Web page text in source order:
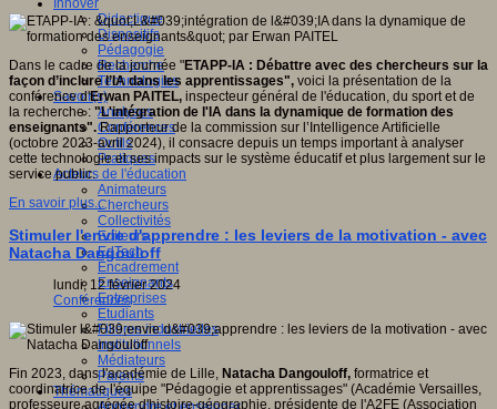
Innover
Didactique
Dispositifs
Pédagogie
Recherche
Technologies
Savoir(s)
Analyses
Conférences
Outils
Pratiques
Acteurs de l'éducation
Animateurs
Chercheurs
Collectivités
Editeurs
EdTech
Encadrement
Enseignants
Entreprises
Etudiants
Filières industrielles
Institutionnels
Médiateurs
Parents
Thématiques
Dans le cadre de la journée "ETAPP-IA : Débattre avec des chercheurs sur la
façon d’inclure l’IA dans les apprentissages", voici la présentation de la
conférence d'Erwan PAITEL, inspecteur général de l'éducation, du sport et de
la recherche : "L'intégration de l'IA dans la dynamique de formation des
enseignants".Rapporteur de la commission sur l’Intelligence Artificielle
(octobre 2023-avril 2024), il consacre depuis un temps important à analyser
cette technologie et ses impacts sur le système éducatif et plus largement sur le
service public.
En savoir plus...
Stimuler l'envie d'apprendre : les leviers de la motivation - avec
Natacha Dangouloff
lundi, 12 février 2024
Conférences
Fin 2023, dans l'académie de Lille, Natacha Dangouloff, formatrice et
coordinatrice de l'équipe "Pédagogie et apprentissages" (Académie Versailles,
professeure agrégée d'histoire-géographie, présidente de l'A2FE (Association